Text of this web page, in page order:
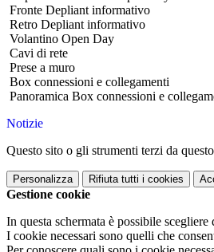
Fronte Depliant informativo
Retro Depliant informativo
Volantino Open Day
Cavi di rete
Prese a muro
Box connessioni e collegamenti
Panoramica Box connessioni e
Notizie
Questo sito o gli strumenti terzi da
Personalizza Rifiuta tutti i cookies
Gestione cookie
In questa schermata è possibile
I cookie necessari sono quelli che